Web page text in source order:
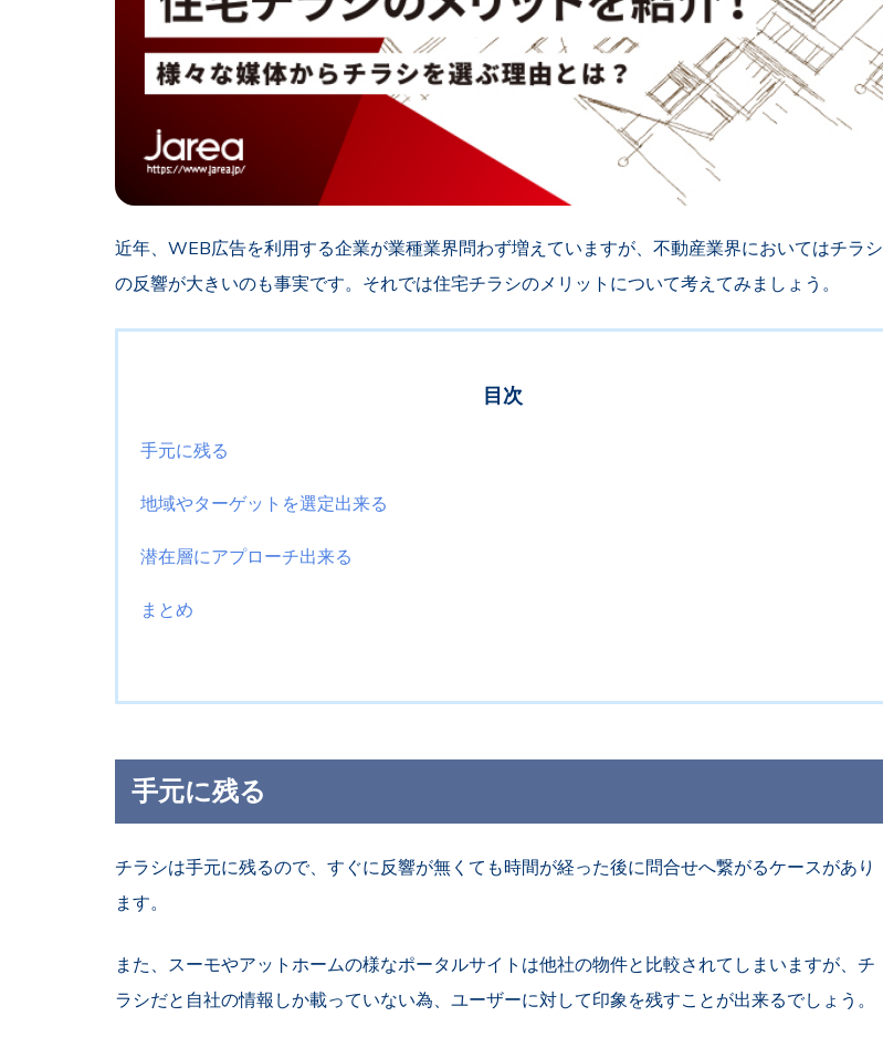
近年、 WEB広告を利用する企業が業種業界問わず増えていますが、不動産業界においてはチラシ
の反響が大きいのも事実です。それでは住宅チラシのメリット について考えてみましょう。
目次
手元に残る
地域やターゲットを選定出来る
潜在層にアプローチ出来る
まとめ
手元に残る
チラシは手元に残るので、すぐに反響が無くても時間が経った後に問合せへ繋がるケースがあり
ます。
また、スーモやアットホームの様なポータルサイトは他社の物件と比較されてしまいますが、チ
ラシだと自社の情報しか載っていない為、ユーザーに対して印象を残すことが出来るでしょう。